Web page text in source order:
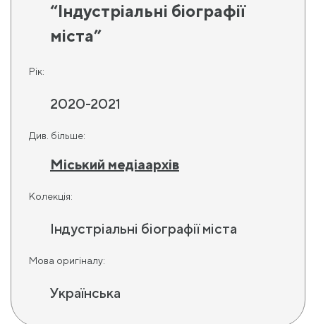
“Індустріальні біографії
міста”
Рік:
2020-2021
Див. більше:
Міський медіаархів
Колекція:
Індустріальні біографії міста
Мова оригіналу:
Українська